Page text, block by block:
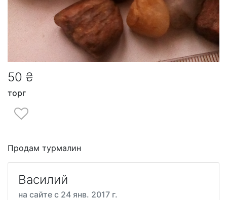
50 ₴
торг
Продам турмалин
Василий
на сайте с 24 янв. 2017 г.